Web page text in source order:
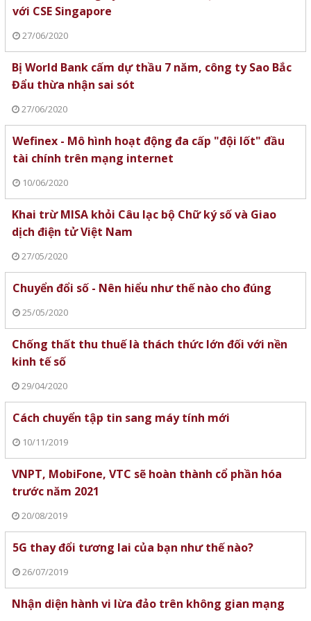
với CSE Singapore
27/06/2020
Bị World Bank cấm dự thầu 7 năm, công ty Sao Bắc
Đẩu thừa nhận sai sót
27/06/2020
Wefinex - Mô hình hoạt động đa cấp "đội lốt" đầu
tài chính trên mạng internet
10/06/2020
Khai trừ MISA khỏi Câu lạc bộ Chữ ký số và Giao
dịch điện tử Việt Nam
27/05/2020
Chuyển đổi số - Nên hiểu như thế nào cho đúng
25/05/2020
Chống thất thu thuế là thách thức lớn đối với nền
kinh tế số
29/04/2020
Cách chuyển tập tin sang máy tính mới
10/11/2019
VNPT, MobiFone, VTC sẽ hoàn thành cổ phần hóa
trước năm 2021
20/08/2019
5G thay đổi tương lai của bạn như thế nào?
26/07/2019
Nhận diện hành vi lừa đảo trên không gian mạng